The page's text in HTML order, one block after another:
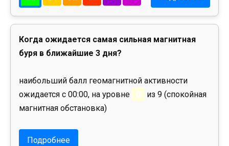
Когда ожидается самая сильная магнитная
буря в ближайшие 3 дня?
наибольший балл геомагнитной активности
ожидается с 00:00, на уровне
0
из 9 (спокойная
магнитная обстановка)
Подробнее